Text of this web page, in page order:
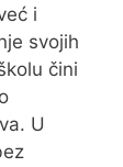
i
svojih
čini
U